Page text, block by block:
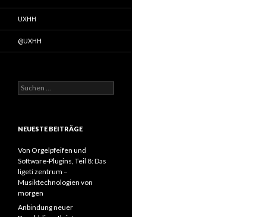
UXHH
@UXHH
Suchen
nach:
NEUESTE BEITRÄGE
Von Orgelpfeifen und
Software-Plugins, Teil 8: Das
ligeti zentrum –
Musiktechnologien von
morgen
Anbindung neuer